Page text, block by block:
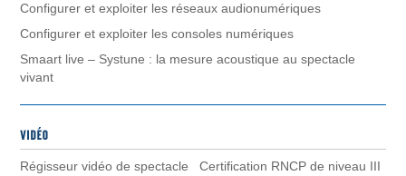
Configurer et exploiter les réseaux audionumériques
Configurer et exploiter les consoles numériques
Smaart live – Systune : la mesure acoustique au spectacle
vivant
Régisseur vidéo de spectacle Certification RNCP de niveau III